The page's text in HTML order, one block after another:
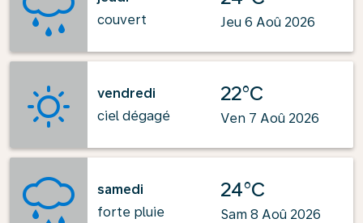
couvert
Jeu 6 Aoû 2026
vendredi
ciel dégagé
22°C
Ven 7 Aoû 2026
samedi
forte pluie
24°C
Sam 8 Aoû 2026